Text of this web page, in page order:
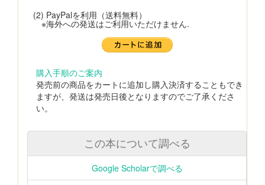
(2) PayPalを利用（送料無料）
※海外への発送はご利用いただけません.
購入手順のご案内
発売前の商品をカートに追加し購入決済することもでき
ますが、発送は発売日後となりますのでご了承くださ
い。
この本について調べる
Google Scholarで調べる